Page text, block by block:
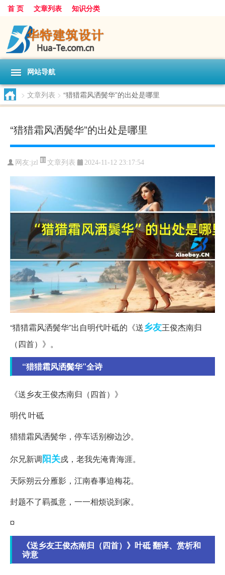
首 页 文章列表 知识分类
网站导航
> 文章列表 > “猎猎霜风洒鬓华”的出处是哪里
“猎猎霜风洒鬓华”的出处是哪里
网友:jzl 文章列表 2024-11-12 23:17:54
“猎猎霜风洒鬓华”出自明代叶砥的《送乡友王俊杰南归
（四首）》。
“猎猎霜风洒鬓华”全诗
《送乡友王俊杰南归（四首）》
明代 叶砥
猎猎霜风洒鬓华，停车话别柳边沙。
尔兄新调阳关戍，老我先淹青海涯。
天际朔云分雁影，江南春事迫梅花。
封题不了羁孤意，一一相烦说到家。
¤
《送乡友王俊杰南归（四首）》叶砥 翻译、赏析和
诗意